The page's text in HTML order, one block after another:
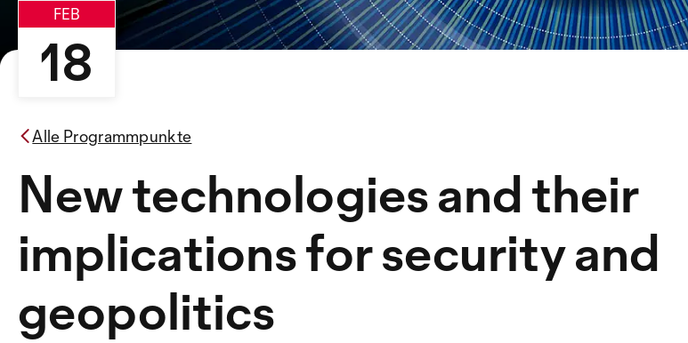
FEB
18
Alle Programmpunkte
New technologies and their
implications for security and
geopolitics